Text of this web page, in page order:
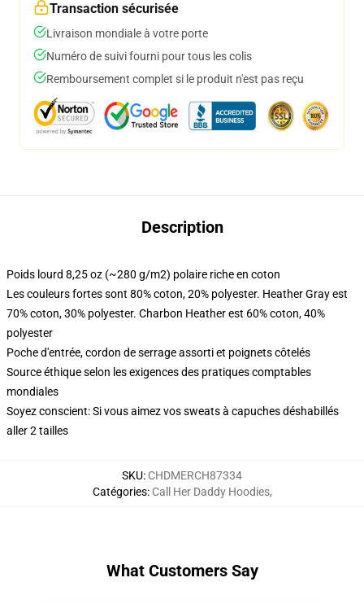
Transaction sécurisée
Livraison mondiale à votre porte
Numéro de suivi fourni pour tous les colis
Remboursement complet si le produit n'est pas reçu
Description
Poids lourd 8,25 oz (~280 g/m2) polaire riche en coton
Les couleurs fortes sont 80% coton, 20% polyester. Heather Gray est
70% coton, 30% polyester. Charbon Heather est 60% coton, 40%
polyester
Poche d'entrée, cordon de serrage assorti et poignets côtelés
Source éthique selon les exigences des pratiques comptables
mondiales
Soyez conscient: Si vous aimez vos sweats à capuches déshabillés
aller 2 tailles
SKU: CHDMERCH87334
Catégories: Call Her Daddy Hoodies,
What Customers Say